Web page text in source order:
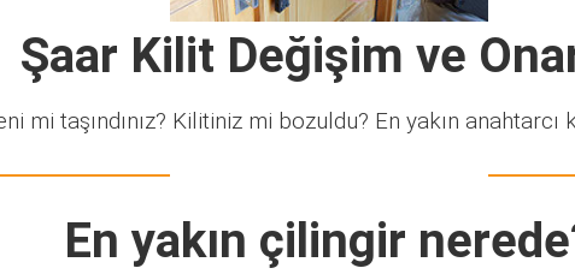
Şaar Kilit Değişim ve
mi taşındınız? Kilitiniz mi bozuldu? En yakın anahtarcı
En yakın çilingir